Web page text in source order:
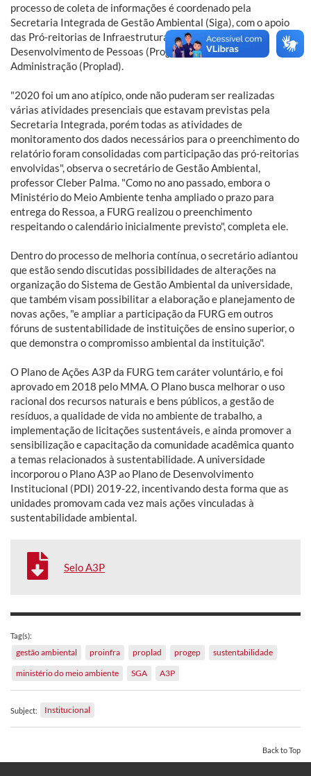
processo de coleta de informações é coordenado pela
Secretaria Integrada de Gestão Ambiental (Siga), com o apoio
das Pró-reitorias de Infraestrutura (Proinfra), Gestão e
Desenvolvimento de Pessoas (Progep) e Planejamento e
Administração (Proplad).
"2020 foi um ano atípico, onde não puderam ser realizadas
várias atividades presenciais que estavam previstas pela
Secretaria Integrada, porém todas as atividades de
monitoramento dos dados necessários para o preenchimento do
relatório foram consolidadas com participação das pró-reitorias
envolvidas", observa o secretário de Gestão Ambiental,
professor Cleber Palma. "Como no ano passado, embora o
Ministério do Meio Ambiente tenha ampliado o prazo para
entrega do Ressoa, a FURG realizou o preenchimento
respeitando o calendário inicialmente previsto", completa ele.
Dentro do processo de melhoria contínua, o secretário adiantou
que estão sendo discutidas possibilidades de alterações na
organização do Sistema de Gestão Ambiental da universidade,
que também visam possibilitar a elaboração e planejamento de
novas ações, "e ampliar a participação da FURG em outros
fóruns de sustentabilidade de instituições de ensino superior, o
que demonstra o compromisso ambiental da instituição".
O Plano de Ações A3P da FURG tem caráter voluntário, e foi
aprovado em 2018 pelo MMA. O Plano busca melhorar o uso
racional dos recursos naturais e bens públicos, a gestão de
resíduos, a qualidade de vida no ambiente de trabalho, a
implementação de licitações sustentáveis, e ainda promover a
sensibilização e capacitação da comunidade acadêmica quanto
a temas relacionados à sustentabilidade. A universidade
incorporou o Plano A3P ao Plano de Desenvolvimento
Institucional (PDI) 2019-22, incentivando desta forma que as
unidades promovam cada vez mais ações vinculadas à
sustentabilidade ambiental.
Selo A3P
Tag(s):
gestão ambiental proinfra proplad progep
sustentabilidade
ministério do meio ambiente
SGA A3P
Subject: Institucional
Back to Top